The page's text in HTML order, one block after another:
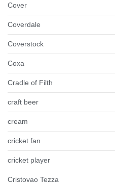
Cover
Coverdale
Coverstock
Coxa
Cradle of Filth
craft beer
cream
cricket fan
cricket player
Cristovao Tezza